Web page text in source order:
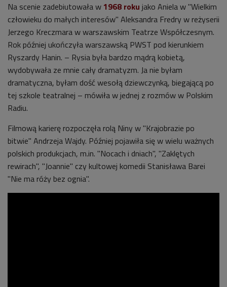
Na scenie zadebiutowała w 1968 roku jako Aniela w "Wielkim
człowieku do małych interesów" Aleksandra Fredry w reżyserii
Jerzego Kreczmara w warszawskim Teatrze Współczesnym.
Rok później ukończyła warszawską PWST pod kierunkiem
Ryszardy Hanin. – Rysia była bardzo mądrą kobietą,
wydobywała ze mnie cały dramatyzm. Ja nie byłam
dramatyczna, byłam dość wesołą dziewczynką, biegającą po
tej szkole teatralnej – mówiła w jednej z rozmów w Polskim
Radiu.
Filmową karierę rozpoczęła rolą Niny w "Krajobrazie po
bitwie" Andrzeja Wajdy. Później pojawiła się w wielu ważnych
polskich produkcjach, m.in. "Nocach i dniach", "Zaklętych
rewirach", "Joannie" czy kultowej komedii Stanisława Barei
"Nie ma róży bez ognia".